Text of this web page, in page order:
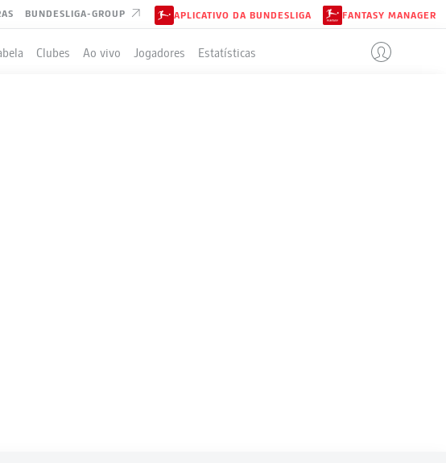
BUNDESLIGA-GROUP APLICATIVO DA BUNDESLIGA FANTASY MANAGER
Clubes Ao vivo Jogadores Estatísticas